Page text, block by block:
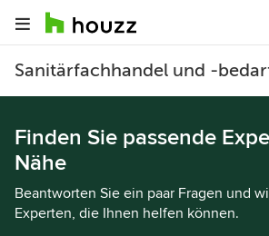
Sanitärfachhandel und -
Finden Sie passende
Nähe
Beantworten Sie ein paar Fragen und
Experten, die Ihnen helfen können.